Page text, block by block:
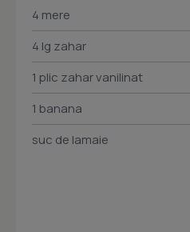
4 mere
4 lg zahar
1 plic zahar vanilinat
1 banana
suc de lamaie